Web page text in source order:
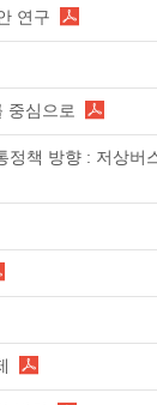
연구
중심으로
책 방향 : 저상버